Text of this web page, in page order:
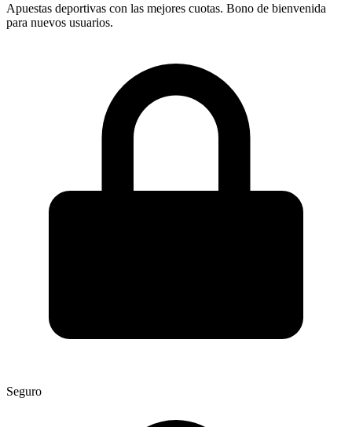
Apuestas deportivas con las mejores cuotas. Bono de bienvenida
para nuevos usuarios.
Seguro